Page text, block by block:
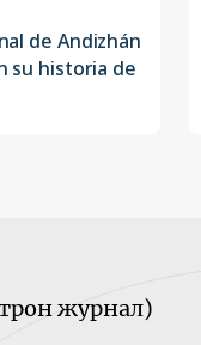
de Andizhán
su historia de
журнал)